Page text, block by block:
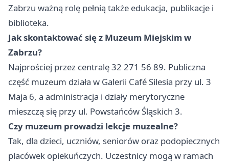
Zabrzu ważną rolę pełnią także edukacja, publikacje i
biblioteka.
Jak skontaktować się z Muzeum Miejskim w
Zabrzu?
Najprościej przez centralę 32 271 56 89. Publiczna
część muzeum działa w Galerii Café Silesia przy ul. 3
Maja 6, a administracja i działy merytoryczne
mieszczą się przy ul. Powstańców Śląskich 3.
Czy muzeum prowadzi lekcje muzealne?
Tak, dla dzieci, uczniów, seniorów oraz podopiecznych
placówek opiekuńczych. Uczestnicy mogą w ramach